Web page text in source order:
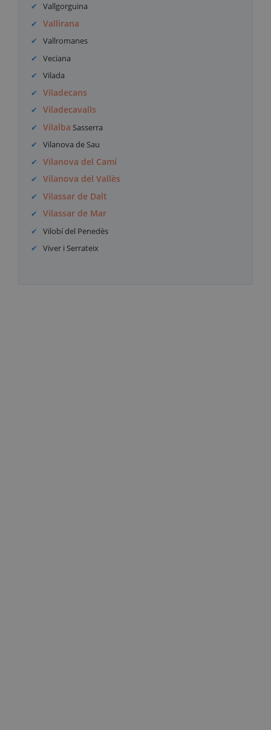
Vallgorguina
Vallirana
Vallromanes
Veciana
Vilada
Viladecans
Viladecavalls
Vilalba Sasserra
Vilanova de Sau
Vilanova del Camí
Vilanova del Vallès
Vilassar de Dalt
Vilassar de Mar
Vilobí del Penedès
Viver i Serrateix